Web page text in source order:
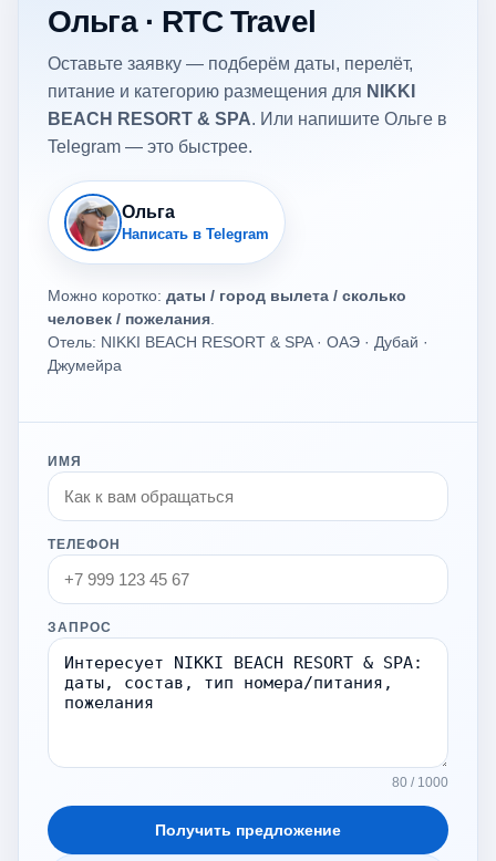
Ольга · RTC Travel
Оставьте заявку — подберём даты, перелёт,
питание и категорию размещения для NIKKI
BEACH RESORT & SPA. Или напишите Ольге в
Telegram — это быстрее.
Ольга
Написать в Telegram
Можно коротко: даты / город вылета / сколько
человек / пожелания
Отель: NIKKI BEACH RESORT & SPA · ОАЭ · Дубай ·
Джумейра
ИМЯ
ТЕЛЕФОН
ЗАПРОС
80 / 1000
Получить предложение